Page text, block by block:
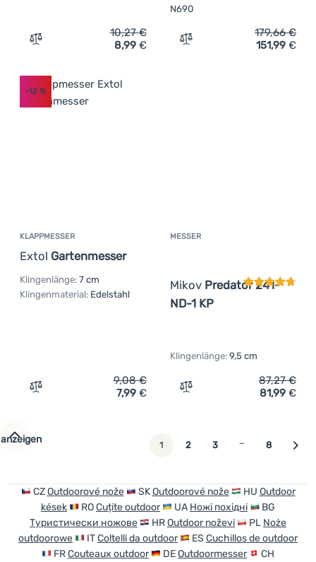
Zum Vergleich 'Messer Extol Premium 275/150 mm'
10,27€
8,99 €
N690
Zum Vergleich 'Messer
179,66€
151,99 €
KLAPPMESSER
Extol Gartenmesser
-12 %
Klingenlänge: 7 cm
Klingenmaterial: Edelstahl
Zum Vergleich 'Klappmesser Extol Gartenmesser'
9,08€
7,99 €
MESSER
Mikov Predator 241-
ND-1 KP
Klingenlänge: 9,5 cm
Zum Vergleich 'Messer
87,27€
81,99 €
1 2 3 … 8 weiter
CZOutdoorové nože SKOutdoorové nože HU Outdoor
kések
ROCuțite outdoor UA Ножі похідні
BG
Туристически ножове
HROutdoor noževi PL Noże
outdoorowe
ITColtelli da outdoor ES Cuchillos de outdoor
FRCouteaux outdoor DEOutdoormesser
CH